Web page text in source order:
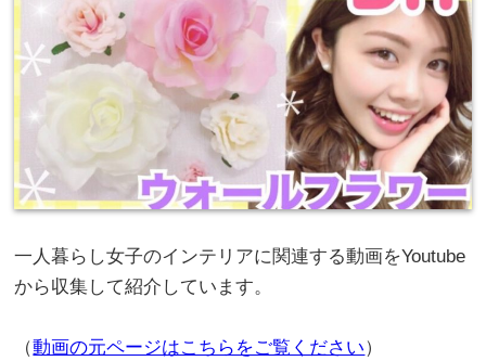
一人暮らし女子のインテリアに関連する動画をYoutube
から収集して紹介しています。
（動画の元ページはこちらをご覧ください）